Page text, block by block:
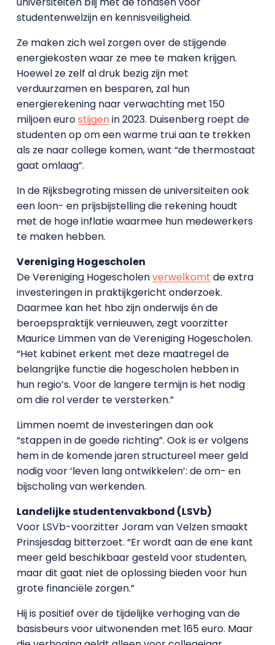
studentenwelzijn en kennisveiligheid.
Ze maken zich wel zorgen over de stijgende
energiekosten waar ze mee te maken krijgen.
Hoewel ze zelf al druk bezig zijn met
verduurzamen en besparen, zal hun
energierekening naar verwachting met 150
miljoen eurostijgenin 2023. Duisenberg roept de
studenten op om een warme trui aan te trekken
als ze naar college komen, want “de thermostaat
gaat omlaag”.
In de Rijksbegroting missen de universiteiten ook
een loon- en prijsbijstelling die rekening houdt
met de hoge inflatie waarmee hun medewerkers
te maken hebben.
Vereniging Hogescholen
De Vereniging Hogescholenverwelkomt de extra
investeringen in praktijkgericht onderzoek.
Daarmee kan het hbo zijn onderwijs én de
beroepspraktijk vernieuwen, zegt voorzitter
Maurice Limmen van de Vereniging Hogescholen.
“Het kabinet erkent met deze maatregel de
belangrijke functie die hogescholen hebben in
hun regio’s. Voor de langere termijn is het nodig
om die rol verder te versterken.”
Limmen noemt de investeringen dan ook
“stappen in de goede richting”. Ook is er volgens
hem in de komende jaren structureel meer geld
nodig voor ‘leven lang ontwikkelen’: de om- en
bijscholing van werkenden.
Landelijke studentenvakbond (LSVb)
Voor LSVb-voorzitter Joram van Velzen smaakt
Prinsjesdag bitterzoet. “Er wordt aan de ene kant
meer geld beschikbaar gesteld voor studenten,
maar dit gaat niet de oplossing bieden voor hun
grote financiële zorgen.”
Hij is positief over de tijdelijke verhoging van de
basisbeurs voor uitwonenden met 165 euro. Maar